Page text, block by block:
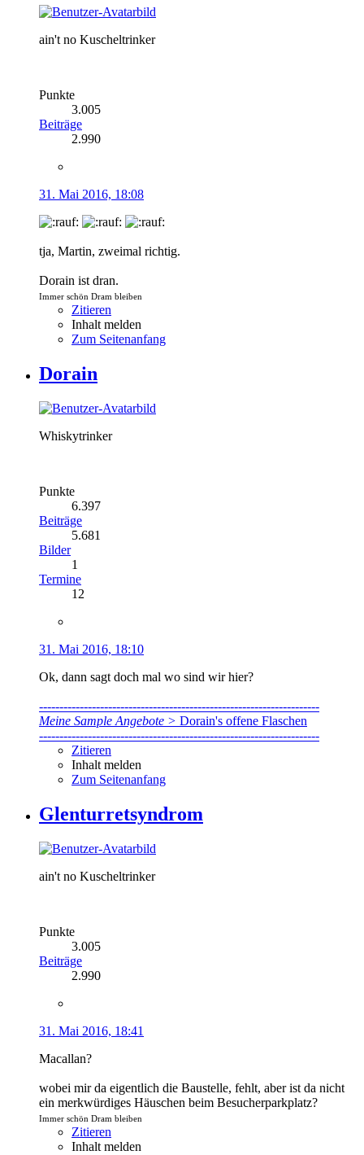
ain't no Kuscheltrinker
Punkte
3.005
Beiträge
2.990
31. Mai 2016, 18:08
tja, Martin, zweimal richtig.
Dorain ist dran.
Immer schön Dram bleiben
Zitieren
Inhalt melden
Zum Seitenanfang
Dorain
Whiskytrinker
Punkte
6.397
Beiträge
5.681
Bilder
1
Termine
12
31. Mai 2016, 18:10
Ok, dann sagt doch mal wo sind wir hier?
---------------------------------------------------------------------
Meine Sample Angebote > Dorain's offene Flaschen
---------------------------------------------------------------------
Zitieren
Inhalt melden
Zum Seitenanfang
Glenturretsyndrom
ain't no Kuscheltrinker
Punkte
3.005
Beiträge
2.990
31. Mai 2016, 18:41
Macallan?
wobei mir da eigentlich die Baustelle, fehlt, aber ist da nicht
ein merkwürdiges Häuschen beim Besucherparkplatz?
Immer schön Dram bleiben
Zitieren
Inhalt melden